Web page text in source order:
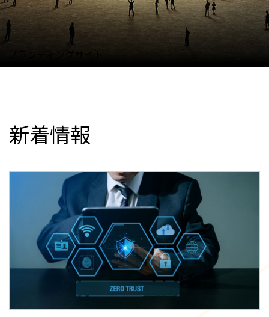
ブランディングサイト
新着情報